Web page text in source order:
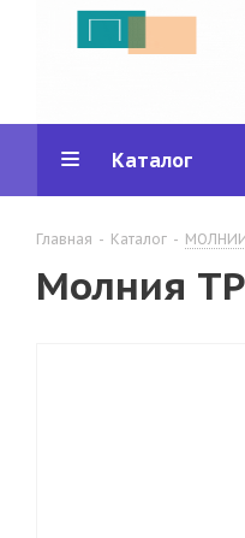
Каталог
Главная - Каталог -
Молния